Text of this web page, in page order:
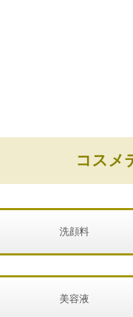
コスメ
洗顔料
美容液